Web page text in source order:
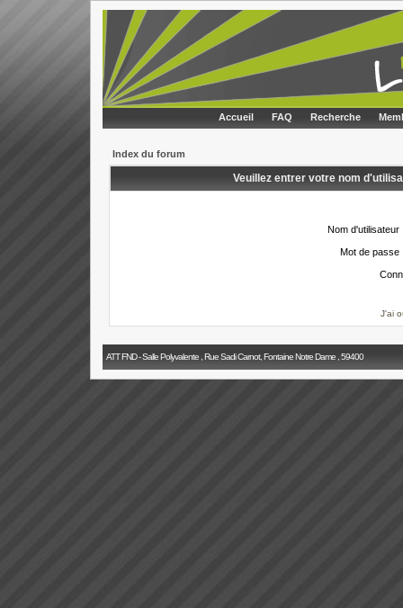
Accueil FAQ Recherche
Index du forum
Veuillez entrer votre nom
Nom d'utilisateur
Mot de passe
J'ai
ATT FND - Salle Polyvalente , Rue Sadi Carnot, Fontaine Notre Dame , 59400